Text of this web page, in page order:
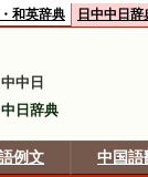
和英辞典 日中中日辞
中中日
日辞典
例文 中国語